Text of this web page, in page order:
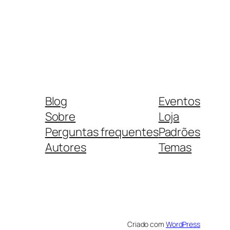
Blog
Sobre
Perguntas frequentes
Autores
Eventos
Loja
Padrões
Temas
Criado com WordPress